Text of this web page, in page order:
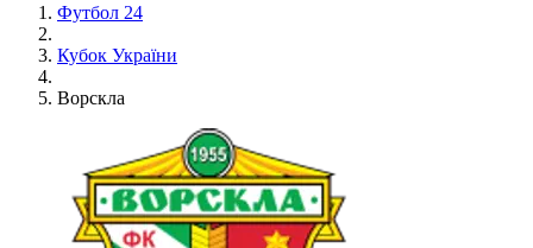
Футбол 24
Кубок України
Ворскла